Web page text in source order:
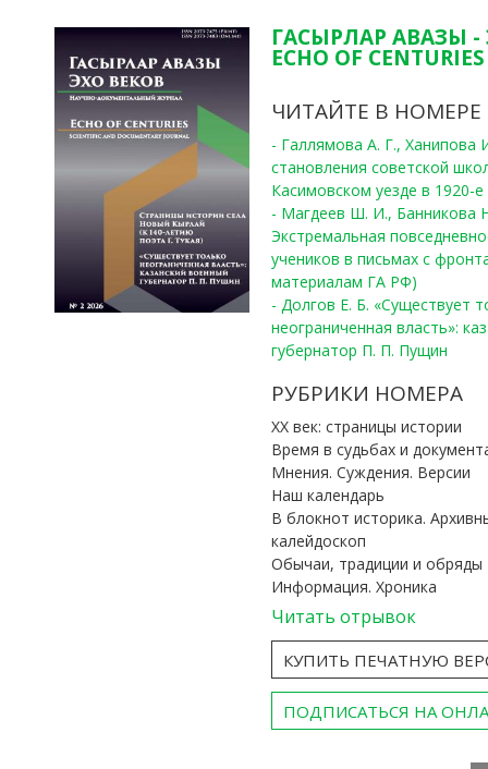
ГАСЫРЛАР АВАЗЫ -
ECHO OF
ЧИТАЙТЕ В НОМЕРЕ
- Галлямова А. Г.,
становления советской
Касимовском уезде в 1920-е
- Магдеев Ш. И., Банникова
Экстремальная
учеников в письмах с
материалам ГА РФ)
- Долгов Е. Б. «Существует
неограниченная власть»:
губернатор П. П. Пущин
РУБРИКИ НОМЕРА
ХХ век: страницы истории
Время в судьбах и
Мнения. Суждения. Версии
Наш календарь
В блокнот историка.
калейдоскоп
Обычаи, традиции и обряды
Информация. Хроника
Читать отрывок
КУПИТЬ ПЕЧАТНУЮ
ПОДПИСАТЬСЯ НА